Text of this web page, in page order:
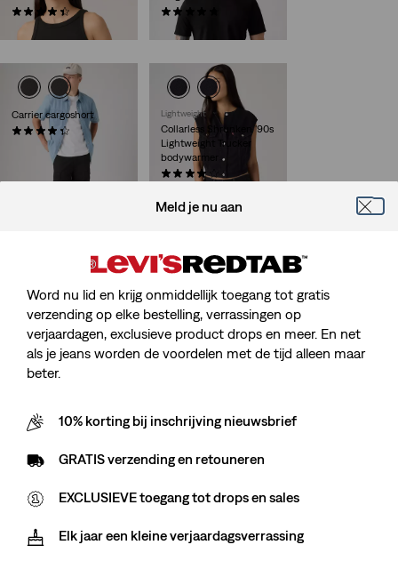
(91)
€ 26,95 € 34,95
Carrier cargoshort
(606)
€ 59,95
Lightweight
Collarless Shrunken '90s
Lightweight Trucker
bodywarmer
(5)
Baggy Dad Lightweight
(131)
Sale
Price
€ 55,00
Original
Price
was
€ 109,95
29%kortingop
laagste 30-dagenprijs
Meld je nu aan
Word nu lid en krijg onmiddellijk toegang tot gratis
verzending op elke bestelling, verrassingen op
verjaardagen, exclusieve product drops en meer. En net
als je jeans worden de voordelen met de tijd alleen maar
beter.
10% korting bij inschrijving nieuwsbrief
GRATIS verzending en retouneren
EXCLUSIEVE toegang tot drops en sales
Elk jaar een kleine verjaardagsverrassing